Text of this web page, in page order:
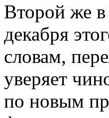
Второй же
декабря
словам,
уверяет
по новым